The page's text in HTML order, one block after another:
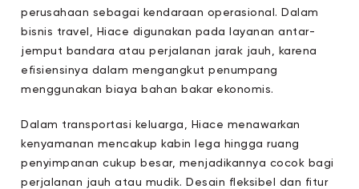
perusahaan sebagai kendaraan operasional. Dalam
bisnis travel, Hiace digunakan pada layanan antar-
jemput bandara atau perjalanan jarak jauh, karena
efisiensinya dalam mengangkut penumpang
menggunakan biaya bahan bakar ekonomis.
Dalam transportasi keluarga, Hiace menawarkan
kenyamanan mencakup kabin lega hingga ruang
penyimpanan cukup besar, menjadikannya cocok bagi
perjalanan jauh atau mudik. Desain fleksibel dan fitur